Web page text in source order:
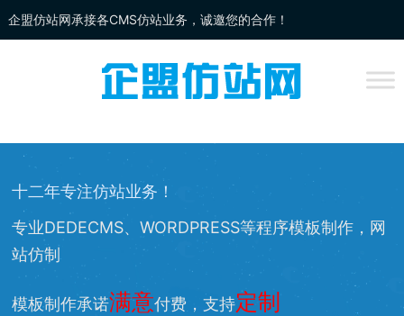
企盟仿站网承接各CMS仿站业务，诚邀您的合作！
DEDECMS仿站 、WORDPRESS仿站
、网站兼容等服务，欢迎您的访问！
十二年专注仿站业务！
专业DEDECMS、WORDPRESS等程序模板制作，网
站仿制
模板制作承诺满意付费，支持定制